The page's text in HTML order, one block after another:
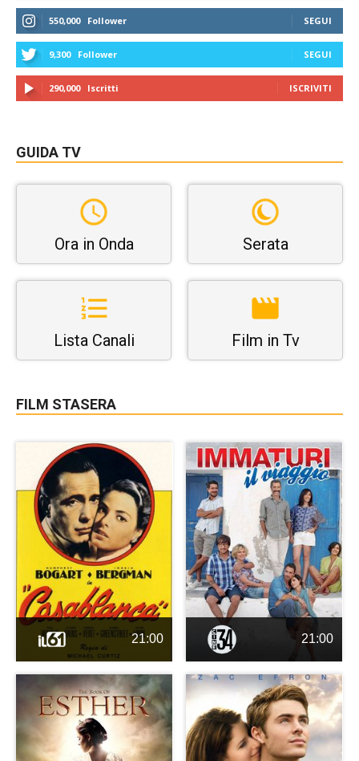
550,000 Follower SEGUI
9,300 Follower SEGUI
290,000 Iscritti ISCRIVITI
GUIDA TV
Ora in Onda Serata
Lista Canali Film in Tv
FILM STASERA
21:00 21:00